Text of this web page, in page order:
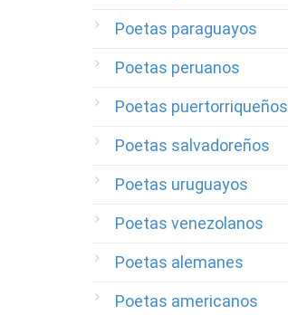
Poetas paraguayos
Poetas peruanos
Poetas puertorriqueños
Poetas salvadoreños
Poetas uruguayos
Poetas venezolanos
Poetas alemanes
Poetas americanos